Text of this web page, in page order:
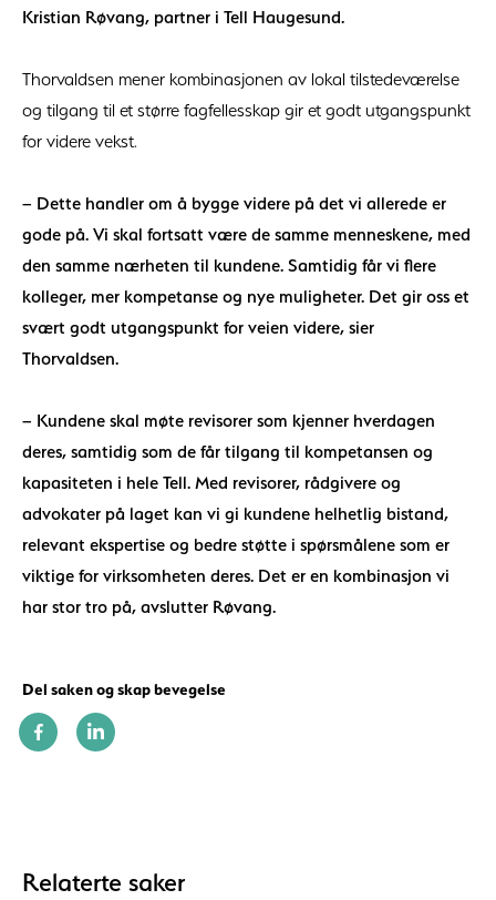
Kristian Røvang, partner i Tell Haugesund.
Thorvaldsen mener kombinasjonen av lokal tilstedeværelse
og tilgang til et større fagfellesskap gir et godt utgangspunkt
for videre vekst.
– Dette handler om å bygge videre på det vi allerede er
gode på. Vi skal fortsatt være de samme menneskene, med
den samme nærheten til kundene. Samtidig får vi flere
kolleger, mer kompetanse og nye muligheter. Det gir oss et
svært godt utgangspunkt for veien videre, sier
Thorvaldsen.
– Kundene skal møte revisorer som kjenner hverdagen
deres, samtidig som de får tilgang til kompetansen og
kapasiteten i hele Tell. Med revisorer, rådgivere og
advokater på laget kan vi gi kundene helhetlig bistand,
relevant ekspertise og bedre støtte i spørsmålene som er
viktige for virksomheten deres. Det er en kombinasjon vi
har stor tro på, avslutter Røvang.
Del saken og skap bevegelse
Relaterte saker